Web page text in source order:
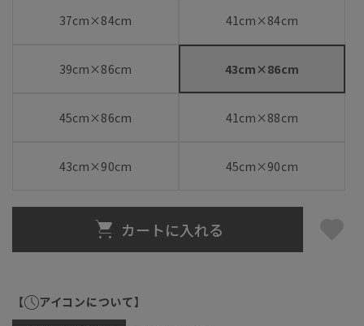
37cm×84cm 41cm×84cm
39cm×86cm 43cm×86cm
45cm×86cm 41cm×88cm
43cm×90cm 45cm×90cm
カートに入れる
【 アイコンについて】